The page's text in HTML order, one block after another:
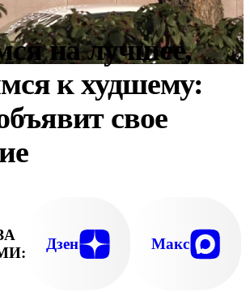
на лучшее,
к худшему:
свое
Дзен Макс